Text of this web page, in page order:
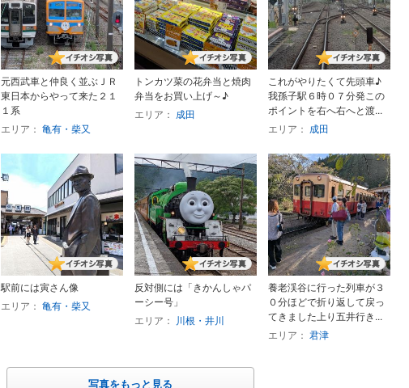
元西武車と仲良く並ぶＪＲ
東日本からやって来た２１
１系
エリア： 亀有・柴又
トンカツ菜の花弁当と焼肉
弁当をお買い上げ～♪
エリア： 成田
これがやりたくて先頭車♪
我孫子駅６時０７分発この
ポイントを右へ右へと渡...
エリア： 成田
駅前には寅さん像
エリア： 亀有・柴又
反対側には「きかんしゃパ
ーシー号」
エリア： 川根・井川
養老渓谷に行った列車が３
０分ほどで折り返して戻っ
てきました上り五井行き...
エリア： 君津
写真をもっと見る